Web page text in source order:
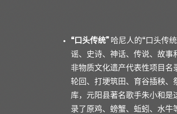
“口头传统”哈尼人的“口头传
谣、史诗、神话、传说、故
非物质文化遗产代表性项目名
轮回、打埂筑田、育谷插秧、
库，元阳县著名歌手朱小和
录了原鸡、螃蟹、蚯蚓、水牛